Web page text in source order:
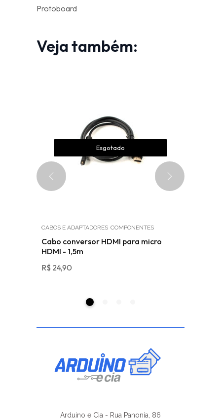
Protoboard
Veja também:
Esgotado
CABOS E ADAPTADORES COMPONENTES
Cabo conversor HDMI para micro
HDMI - 1,5m
R$ 24,90
Arduino e Cia - Rua Panonia, 86